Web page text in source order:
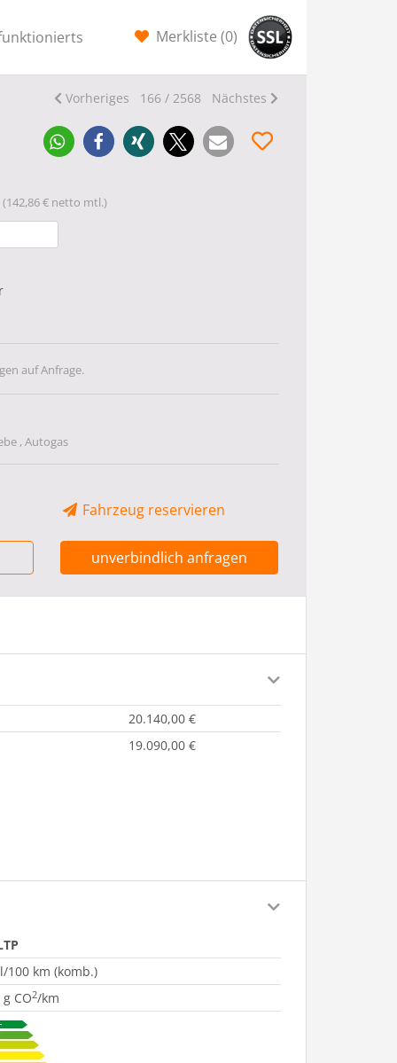
Merkliste (0)
Vorheriges 166 / 2568 Nächstes
(142,86 € netto mtl.)
auf Anfrage.
, Autogas
Fahrzeug reservieren
unverbindlich anfragen
20.140,00 €
19.090,00 €
100 km (komb.)
CO2/km